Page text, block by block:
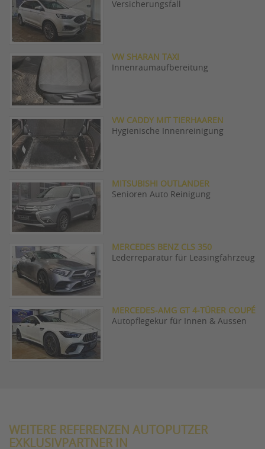
Versicherungsfall
VW SHARAN TAXI
Innenraumaufbereitung
VW CADDY MIT TIERHAAREN
Hygienische Innenreinigung
MITSUBISHI OUTLANDER
Senioren Auto Reinigung
MERCEDES BENZ CLS 350
Lederreparatur für Leasingfahrzeug
MERCEDES-AMG GT 4-TÜRER COUPÉ
Autopflegekur für Innen & Aussen
WEITERE REFERENZEN AUTOPUTZER
EXKLUSIVPARTNER IN